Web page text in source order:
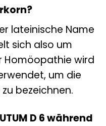
lateinische Name
sich also um
Homöopathie wird
um die
bezeichnen.
D 6 während